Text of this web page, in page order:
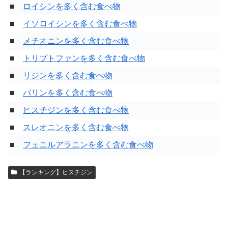
■
ロイシンを多く含む食べ物
■ イソロイシンを多く含む食べ物
■
メチオニンを多く含む食べ物
■
トリプトファンを多く含む食べ物
■
リジンを多く含む食べ物
■ バリンを多く含む食べ物
■
ヒスチジンを多く含む食べ物
■
スレオニンを多く含む食べ物
■ フェニルアラニンを多く含む食べ物
【ランキング】ヒスチジン